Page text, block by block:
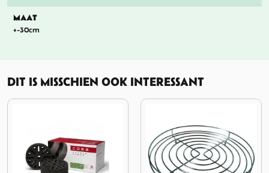
MAAT
+-30cm
DIT IS MISSCHIEN OOK INTERESSANT